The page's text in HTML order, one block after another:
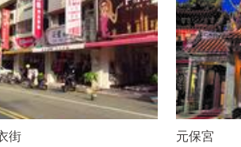
街 元保宮